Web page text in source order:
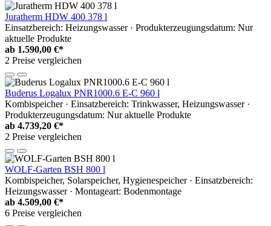
Juratherm HDW 400 378 l
Einsatzbereich: Heizungswasser · Produkterzeugungsdatum: Nur
aktuelle Produkte
ab 1.590,00 €*
2 Preise vergleichen
Buderus Logalux PNR1000.6 E-C 960 l
Kombispeicher · Einsatzbereich: Trinkwasser, Heizungswasser ·
Produkterzeugungsdatum: Nur aktuelle Produkte
ab 4.739,20 €*
2 Preise vergleichen
WOLF-Garten BSH 800 l
Kombispeicher, Solarspeicher, Hygienespeicher · Einsatzbereich:
Heizungswasser · Montageart: Bodenmontage
ab 4.509,00 €*
6 Preise vergleichen